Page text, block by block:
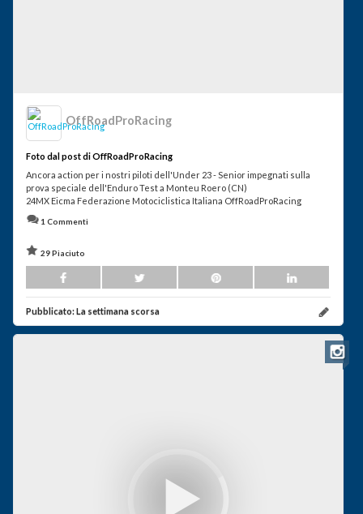
OffRoadProRacing
Foto dal post di OffRoadProRacing
Ancora action per i nostri piloti dell'Under 23 - Senior impegnati sulla
prova speciale dell'Enduro Test a Monteu Roero (CN)
24MX Eicma Federazione Motociclistica Italiana OffRoadProRacing
1 Commenti
29 Piaciuto
Pubblicato:La settimana scorsa